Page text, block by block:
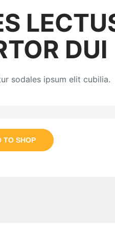
DUI
sodales ipsum elit cubilia.
TO SHOP